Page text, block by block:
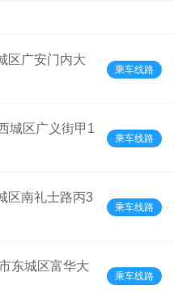
区广安门内大
乘车线路
城区广义街甲1
乘车线路
区南礼士路丙3
乘车线路
东城区富华大
乘车线路